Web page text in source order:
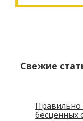
Свежие
Правильно
бесценных